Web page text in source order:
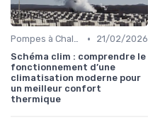
Pompes à Chaleur et Géothermie •
21/02/2026
Schéma clim : comprendre le
fonctionnement d’une
climatisation moderne pour
un meilleur confort
thermique